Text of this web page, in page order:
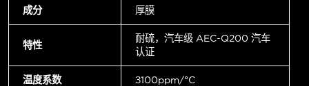
成分 厚膜
特性
耐硫，汽车级 AEC-Q200 汽车
认证
温度系数 ±100ppm/°C